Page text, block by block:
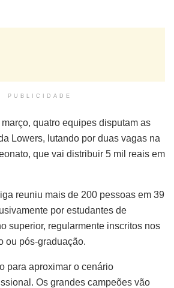
PUBLICIDADE
quatro equipes disputam as
Lowers, lutando por duas vagas na
que vai distribuir 5 mil reais em
reuniu mais de 200 pessoas em 39
por estudantes de
superior, regularmente inscritos nos
ou pós-graduação.
para aproximar o cenário
Os grandes campeões vão